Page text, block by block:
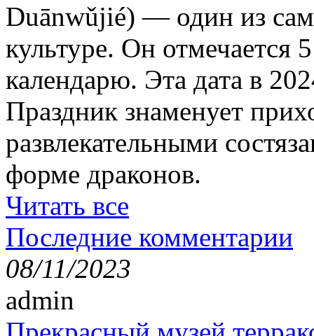
Duānwǔjié) — один из
культуре. Он отмечается
календарю. Эта дата в
Праздник знаменует
развлекательными
форме драконов.
Читать все
Последние комментарии
08/11/2023
admin